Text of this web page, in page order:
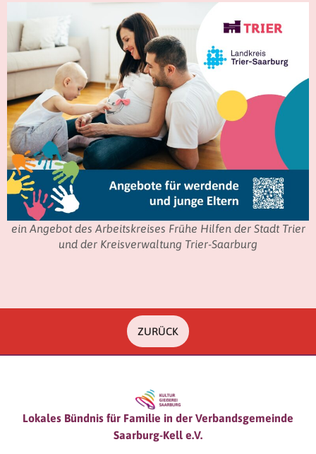
ein Angebot des Arbeitskreises Frühe Hilfen der Stadt Trier
und der Kreisverwaltung Trier-Saarburg
ZURÜCK
Lokales Bündnis für Familie in der Verbandsgemeinde
Saarburg-Kell e.V.